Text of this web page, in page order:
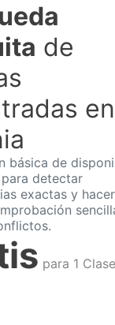
de
en
básica de
detectar
exactas y
para 1 Clase